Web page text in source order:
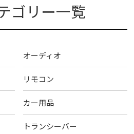
ゴリー一覧
オーディオ
リモコン
カー用品
トランシーバー